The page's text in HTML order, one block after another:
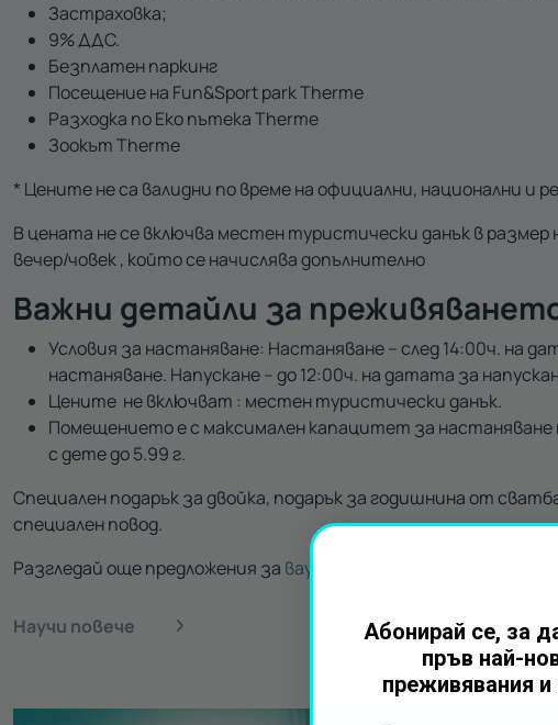
Застраховка;
9% ДДС.
Безплатен паркинг
Посещение на Fun&Sport park Therme
Разходка по Еко пътека Therme
Зоокът Therme
* Цените не са валидни по време на официални, национални и
В цената не се включва местен туристически данък в размер
вечер/човек , който се начислява допълнително
Важни детайли за
Условия за настаняване: Настаняване – след 14:00ч. на
настаняване. Напускане – до 12:00ч. на датата за
Цените не включват : местен туристически данък.
Помещението е с максимален капацитет за настаняване
с дете до 5.99 г.
Специален подарък за двойка, подарък за годишнина от
специален повод.
Разгледай още предложения за ваучер за хотел или почивка
Научи повече
Абонирай се, за
пръв най-
преживявания